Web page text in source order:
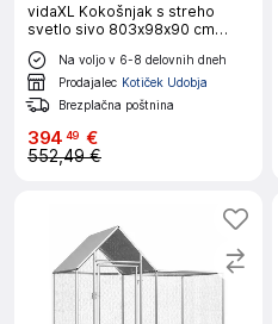
vidaXL Kokošnjak s streho
svetlo sivo 803x98x90 cm
pocinkano jeklo
Na voljo v 6-8 delovnih dneh
Prodajalec Kotiček Udobja
Brezplačna poštnina
394 49 €
552,49 €